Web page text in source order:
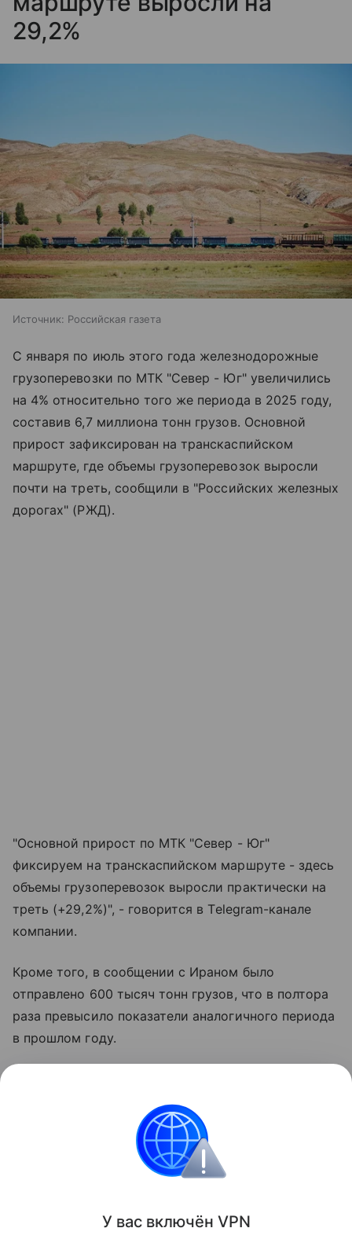
29,2%
Источник: Российская газета
С января по июль этого года железнодорожные
грузоперевозки по МТК "Север - Юг" увеличились
на 4% относительно того же периода в 2025 году,
составив 6,7 миллиона тонн грузов. Основной
прирост зафиксирован на транскаспийском
маршруте, где объемы грузоперевозок выросли
почти на треть, сообщили в "Российских железных
дорогах" (РЖД).
"Основной прирост по МТК "Север - Юг"
фиксируем на транскаспийском маршруте - здесь
объемы грузоперевозок выросли практически на
треть (+29,2%)", - говорится в Telegram-канале
компании.
Кроме того, в сообщении с Ираном было
отправлено 600 тысяч тонн грузов, что в полтора
раза превысило показатели аналогичного периода
в прошлом году.
транзитные перевозки грузов между Беларусью и
Афганистаном и поставки российского зерна,
увеличившиеся на фоне высокого урожая и
конкурентоспособных цен.
Поделиться
У вас включён VPN